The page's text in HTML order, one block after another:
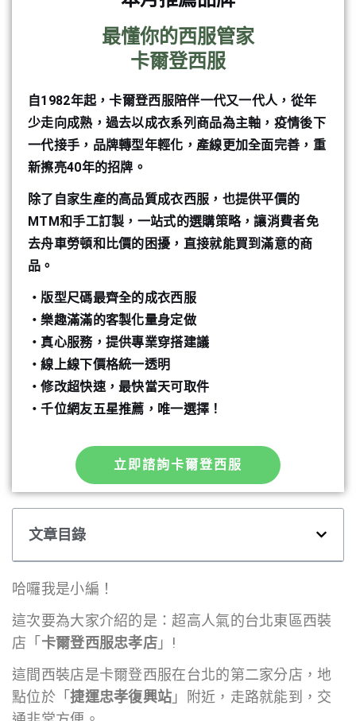
最懂你的西服管家
卡爾登西服
自1982年起，卡爾登西服陪伴一代又一代人，從年
少走向成熟，過去以成衣系列商品為主軸，疫情後下
一代接手，品牌轉型年輕化，產線更加全面完善，重
新擦亮40年的招牌。
除了自家生產的高品質成衣西服，也提供平價的
MTM和手工訂製，一站式的選購策略，讓消費者免
去舟車勞頓和比價的困擾，直接就能買到滿意的商
品。
・版型尺碼最齊全的成衣西服
・樂趣滿滿的客製化量身定做
・真心服務，提供專業穿搭建議
・線上線下價格統一透明
・修改超快速，最快當天可取件
・千位網友五星推薦，唯一選擇！
立即諮詢卡爾登西服
文章目錄
哈囉我是小編！
這次要為大家介紹的是：超高人氣的台北東區西裝
店「 卡爾登西服忠孝店 」!
這間西裝店是卡爾登西服在台北的第二家分店，地
點位於「捷運忠孝復興站 」附近，走路就能到，交